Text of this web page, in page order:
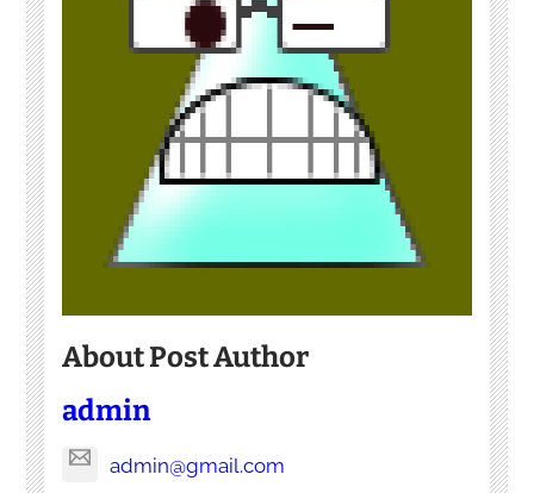
About Post Author
admin
admin@gmail.com